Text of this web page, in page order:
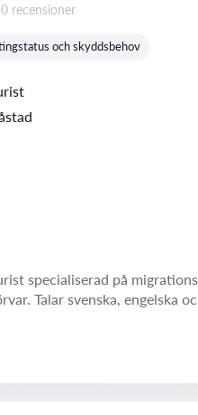
Recensioner:
0 recensioner
och skyddsbehov
specialiserad på
Talar svenska, engelska